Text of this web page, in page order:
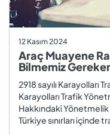
12 Kasım 2024
Araç Muayene
Bilmemiz
2918 sayılı Karayolları
Karayolları Trafik
Hakkındaki
Türkiye sınırları içinde